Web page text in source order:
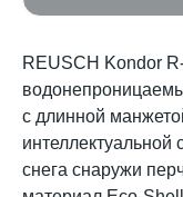
REUSCH Kondor
с длинной
интеллектуальной
снега снаружи